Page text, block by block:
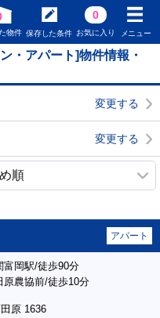
物件 保存した条件
0
お気に入り メニュー
・アパート]物件情報・
変更する
変更する
アパート
富岡駅/徒歩90分
原農協前/徒歩10分
原 1636